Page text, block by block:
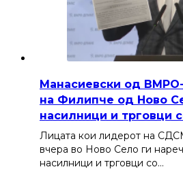
Манасиевски од
на Филипче од Ново
насилници и трговци
Лицата кои лидерот на
вчера во Ново Село ги
насилници и трговци со…